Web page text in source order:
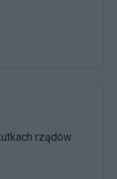
rządów